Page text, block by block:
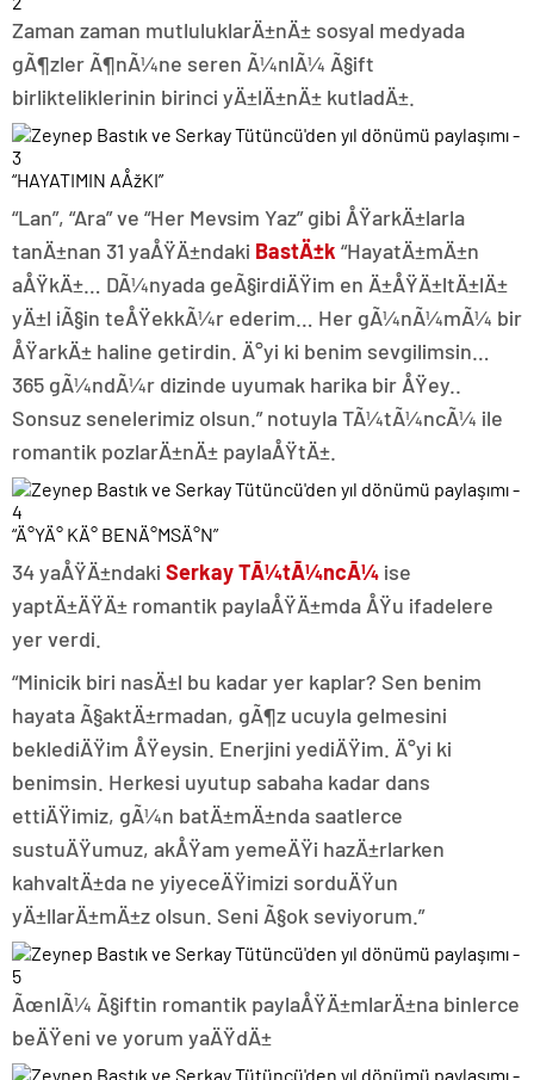
Zaman zaman mutluluklarÄ±nÄ± sosyal medyada
gÃ¶zler Ã¶nÃ¼ne seren Ã¼nlÃ¼ Ã§ift
birlikteliklerinin birinci yÄ±lÄ±nÄ± kutladÄ±.
“HAYATIMIN AÅžKI”
“Lan”, “Ara” ve “Her Mevsim Yaz” gibi ÅŸarkÄ±larla
tanÄ±nan 31 yaÅŸÄ±ndaki BastÄ±k “HayatÄ±mÄ±n
aÅŸkÄ±… DÃ¼nyada geÃ§irdiÄŸim en Ä±ÅŸÄ±ltÄ±lÄ±
yÄ±l iÃ§in teÅŸekkÃ¼r ederim… Her gÃ¼nÃ¼mÃ¼ bir
ÅŸarkÄ± haline getirdin. Ä°yi ki benim sevgilimsin…
365 gÃ¼ndÃ¼r dizinde uyumak harika bir ÅŸey..
Sonsuz senelerimiz olsun.” notuyla TÃ¼tÃ¼ncÃ¼ ile
romantik pozlarÄ±nÄ± paylaÅŸtÄ±.
“Ä°YÄ° KÄ° BENÄ°MSÄ°N”
34 yaÅŸÄ±ndaki Serkay TÃ¼tÃ¼ncÃ¼ ise
yaptÄ±ÄŸÄ± romantik paylaÅŸÄ±mda ÅŸu ifadelere
yer verdi.
“Minicik biri nasÄ±l bu kadar yer kaplar? Sen benim
hayata Ã§aktÄ±rmadan, gÃ¶z ucuyla gelmesini
beklediÄŸim ÅŸeysin. Enerjini yediÄŸim. Ä°yi ki
benimsin. Herkesi uyutup sabaha kadar dans
ettiÄŸimiz, gÃ¼n batÄ±mÄ±nda saatlerce
sustuÄŸumuz, akÅŸam yemeÄŸi hazÄ±rlarken
kahvaltÄ±da ne yiyeceÄŸimizi sorduÄŸun
yÄ±llarÄ±mÄ±z olsun. Seni Ã§ok seviyorum.”
ÃœnlÃ¼ Ã§iftin romantik paylaÅŸÄ±mlarÄ±na binlerce
beÄŸeni ve yorum yaÄŸdÄ±